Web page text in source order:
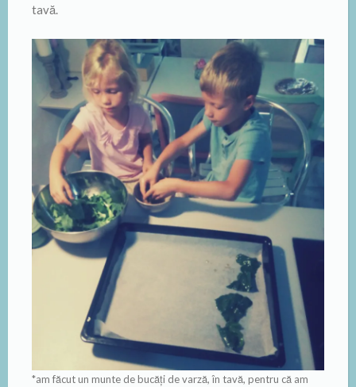
tavă.
*am făcut un munte de bucăți de varză, în tavă, pentru că am